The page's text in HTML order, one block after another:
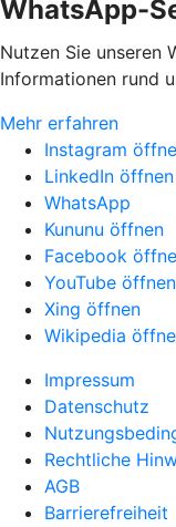
WhatsApp-
Nutzen Sie unseren
Informationen rund
Mehr erfahren
Instagram
LinkedIn öffnen
WhatsApp
Kununu öffnen
Facebook
YouTube öffnen
Xing öffnen
Wikipedia
Impressum
Datenschutz
Rechtliche
AGB
Barrierefreiheit